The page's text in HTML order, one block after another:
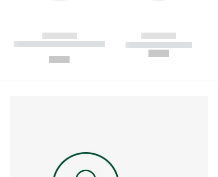
------------
----------- ----------- --------
------------
----------- -----------